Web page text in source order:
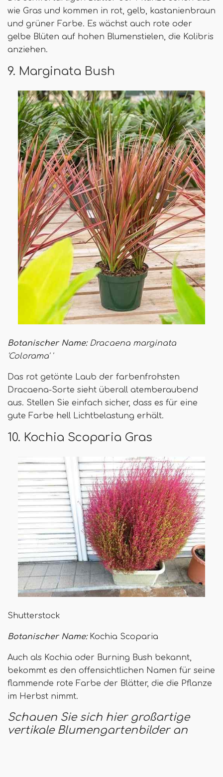
wie Gras und kommen in rot, gelb, kastanienbraun
und grüner Farbe. Es wächst auch rote oder
gelbe Blüten auf hohen Blumenstielen, die Kolibris
anziehen.
9. Marginata Bush
Botanischer Name: Dracaena marginata
'Colorama' '
Das rot getönte Laub der farbenfrohsten
Dracaena-Sorte sieht überall atemberaubend
aus. Stellen Sie einfach sicher, dass es für eine
gute Farbe hell Lichtbelastung erhält.
10. Kochia Scoparia Gras
Shutterstock
Botanischer Name: Kochia Scoparia
Auch als Kochia oder Burning Bush bekannt,
bekommt es den offensichtlichen Namen für seine
flammende rote Farbe der Blätter, die die Pflanze
im Herbst nimmt.
Schauen Sie sich hier großartige
vertikale Blumengartenbilder an